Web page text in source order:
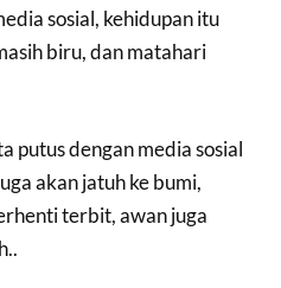
sosial, kehidupan itu
biru, dan matahari
putus dengan media sosial
akan jatuh ke bumi,
terbit, awan juga